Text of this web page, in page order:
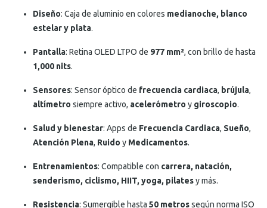
Diseño: Caja de aluminio en colores medianoche, blanco
estelar y plata.
Pantalla: Retina OLED LTPO de 977 mm², con brillo de hasta
1,000 nits.
Sensores: Sensor óptico de frecuencia cardiaca, brújula,
altímetro siempre activo, acelerómetro y giroscopio.
Salud y bienestar: Apps de Frecuencia Cardiaca, Sueño,
Atención Plena, Ruido y Medicamentos.
Entrenamientos: Compatible con carrera, natación,
senderismo, ciclismo, HIIT, yoga, pilatesy más.
Resistencia: Sumergible hasta 50 metrossegún norma ISO